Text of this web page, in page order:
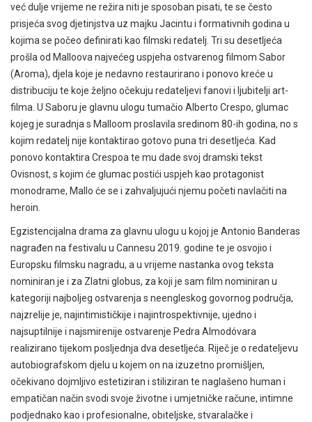
već dulje vrijeme ne režira niti je sposoban pisati, te se često
prisjeća svog djetinjstva uz majku Jacintu i formativnih godina u
kojima se počeo definirati kao filmski redatelj. Tri su desetljeća
prošla od Malloova najvećeg uspjeha ostvarenog filmom Sabor
(Aroma), djela koje je nedavno restaurirano i ponovo kreće u
distribuciju te koje željno očekuju redateljevi fanovi i ljubitelji art-
filma. U Saboru je glavnu ulogu tumačio Alberto Crespo, glumac
kojeg je suradnja s Malloom proslavila sredinom 80-ih godina, no s
kojim redatelj nije kontaktirao gotovo puna tri desetljeća. Kad
ponovo kontaktira Crespoa te mu dade svoj dramski tekst
Ovisnost, s kojim će glumac postići uspjeh kao protagonist
monodrame, Mallo će se i zahvaljujući njemu početi navlačiti na
heroin.
Egzistencijalna drama za glavnu ulogu u kojoj je Antonio Banderas
nagrađen na festivalu u Cannesu 2019. godine te je osvojio i
Europsku filmsku nagradu, a u vrijeme nastanka ovog teksta
nominiran je i za Zlatni globus, za koji je sam film nominiran u
kategoriji najboljeg ostvarenja s neengleskog govornog područja,
najzrelije je, najintimističkije i najintrospektivnije, ujedno i
najsuptilnije i najsmirenije ostvarenje Pedra Almodóvara
realizirano tijekom posljednja dva desetljeća. Riječ je o redateljevu
autobiografskom djelu u kojem on na izuzetno promišljen,
očekivano dojmljivo estetiziran i stiliziran te naglašeno human i
empatičan način svodi svoje životne i umjetničke račune, intimne
podjednako kao i profesionalne, obiteljske, stvaralačke i